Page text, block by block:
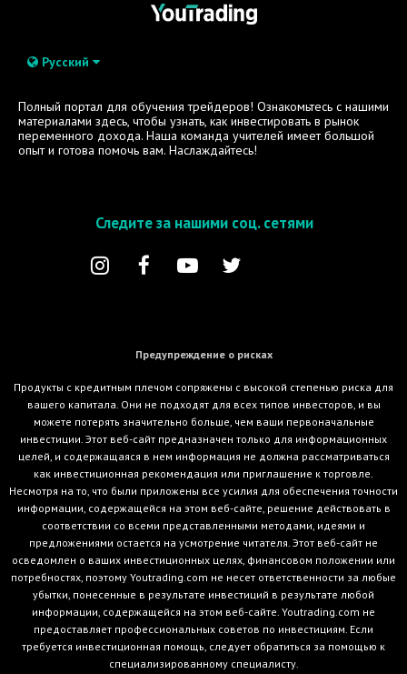
Русский
Полный портал для обучения трейдеров! Ознакомьтесь с нашими
материалами здесь, чтобы узнать, как инвестировать в рынок
переменного дохода. Наша команда учителей имеет большой
опыт и готова помочь вам. Наслаждайтесь!
Следите за нашими соц. сетями
Предупреждение о рисках
Продукты с кредитным плечом сопряжены с высокой степенью риска для
вашего капитала. Они не подходят для всех типов инвесторов, и вы
можете потерять значительно больше, чем ваши первоначальные
инвестиции. Этот веб-сайт предназначен только для информационных
целей, и содержащаяся в нем информация не должна рассматриваться
как инвестиционная рекомендация или приглашение к торговле.
Несмотря на то, что были приложены все усилия для обеспечения точности
информации, содержащейся на этом веб-сайте, решение действовать в
соответствии со всеми представленными методами, идеями и
предложениями остается на усмотрение читателя. Этот веб-сайт не
осведомлен о ваших инвестиционных целях, финансовом положении или
потребностях, поэтому Youtrading.com не несет ответственности за любые
убытки, понесенные в результате инвестиций в результате любой
информации, содержащейся на этом веб-сайте. Youtrading.com не
предоставляет профессиональных советов по инвестициям. Если
требуется инвестиционная помощь, следует обратиться за помощью к
специализированному специалисту.